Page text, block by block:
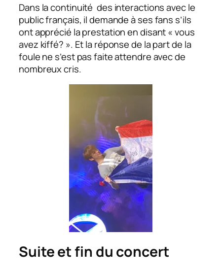
Dans la continuité des interactions avec le
public français, il demande à ses fans s’ils
ont apprécié la prestation en disant « vous
avez kiffé? ». Et la réponse de la part de la
foule ne s’est pas faite attendre avec de
nombreux cris.
Suite et fin du concert